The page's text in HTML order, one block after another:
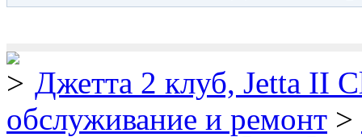
Джетта 2 клуб, Jetta II
обслуживание и ремонт >